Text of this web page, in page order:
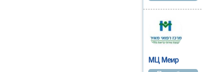
МЦ Меир